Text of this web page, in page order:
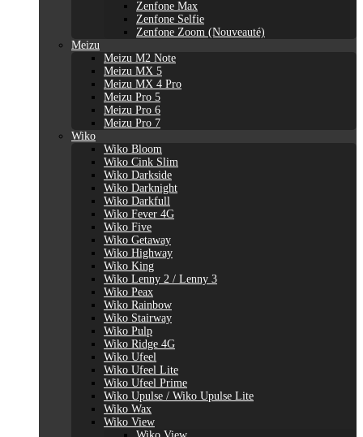
Zenfone Max
Zenfone Selfie
Zenfone Zoom (Nouveauté)
Meizu
Meizu M2 Note
Meizu MX 5
Meizu MX 4 Pro
Meizu Pro 5
Meizu Pro 6
Meizu Pro 7
Wiko
Wiko Bloom
Wiko Cink Slim
Wiko Darkside
Wiko Darknight
Wiko Darkfull
Wiko Fever 4G
Wiko Five
Wiko Getaway
Wiko Highway
Wiko King
Wiko Lenny 2 / Lenny 3
Wiko Peax
Wiko Rainbow
Wiko Stairway
Wiko Pulp
Wiko Ridge 4G
Wiko Ufeel
Wiko Ufeel Lite
Wiko Ufeel Prime
Wiko Upulse / Wiko Upulse Lite
Wiko Wax
Wiko View